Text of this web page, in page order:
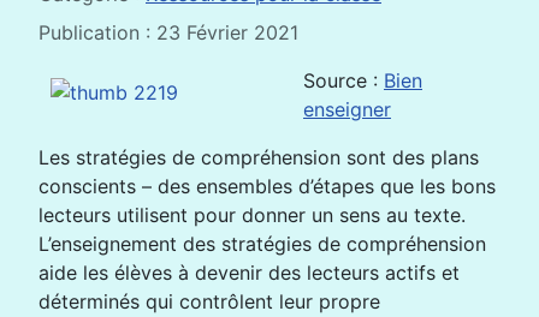
Publication : 23 Février 2021
Source : Bien
enseigner
Les stratégies de compréhension sont des plans
conscients – des ensembles d’étapes que les bons
lecteurs utilisent pour donner un sens au texte.
L’enseignement des stratégies de compréhension
aide les élèves à devenir des lecteurs actifs et
déterminés qui contrôlent leur propre